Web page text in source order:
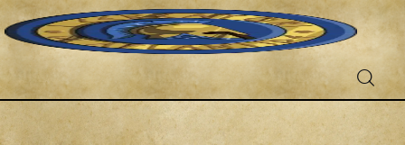
Fantascienza